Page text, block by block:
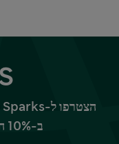
ב-10% הנחה על ביגוד וציוד לבית